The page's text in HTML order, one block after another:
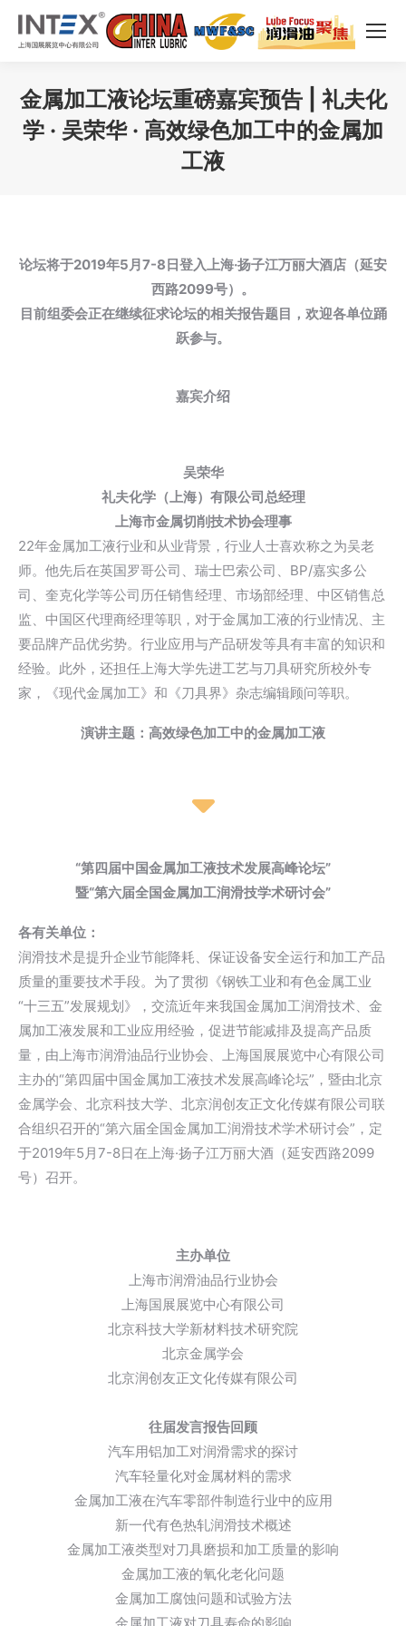
金属加工液论坛重磅嘉宾预告 | 礼夫化
学 · 吴荣华 · 高效绿色加工中的金属加
工液
论坛将于2019年5月7-8日登入上海·扬子江万丽大酒店（延安
西路2099号）。
目前组委会正在继续征求论坛的相关报告题目，欢迎各单位踊
跃参与。
嘉宾介绍
吴荣华
礼夫化学（上海）有限公司总经理
上海市金属切削技术协会理事
22年金属加工液行业和从业背景，行业人士喜欢称之为吴老
师。他先后在英国罗哥公司、瑞士巴索公司、BP/嘉实多公
司、奎克化学等公司历任销售经理、市场部经理、中区销售总
监、中国区代理商经理等职，对于金属加工液的行业情况、主
要品牌产品优劣势。行业应用与产品研发等具有丰富的知识和
经验。此外，还担任上海大学先进工艺与刀具研究所校外专
家，《现代金属加工》和《刀具界》杂志编辑顾问等职。
演讲主题：高效绿色加工中的金属加工液
“第四届中国金属加工液技术发展高峰论坛”
暨“第六届全国金属加工润滑技学术研讨会”
各有关单位：
润滑技术是提升企业节能降耗、保证设备安全运行和加工产品
质量的重要技术手段。为了贯彻《钢铁工业和有色金属工业
“十三五”发展规划》，交流近年来我国金属加工润滑技术、金
属加工液发展和工业应用经验，促进节能减排及提高产品质
量，由上海市润滑油品行业协会、上海国展展览中心有限公司
主办的“第四届中国金属加工液技术发展高峰论坛”，暨由北京
金属学会、北京科技大学、北京润创友正文化传媒有限公司联
合组织召开的“第六届全国金属加工润滑技术学术研讨会”，定
于2019年5月7-8日在上海·扬子江万丽大酒（延安西路2099
号）召开。
主办单位
上海市润滑油品行业协会
上海国展展览中心有限公司
北京科技大学新材料技术研究院
北京金属学会
北京润创友正文化传媒有限公司
往届发言报告回顾
汽车用铝加工对润滑需求的探讨
汽车轻量化对金属材料的需求
金属加工液在汽车零部件制造行业中的应用
新一代有色热轧润滑技术概述
金属加工液类型对刀具磨损和加工质量的影响
金属加工液的氧化老化问题
金属加工腐蚀问题和试验方法